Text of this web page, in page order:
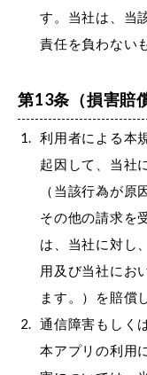
す。当社は、当
責任を負わない
第13条（損害賠
利用者による本
起因して、当社
（当該行為が
その他の請求を
は、当社に対し
用及び当社にお
ます。）を賠償
通信障害もしく
本アプリの利用